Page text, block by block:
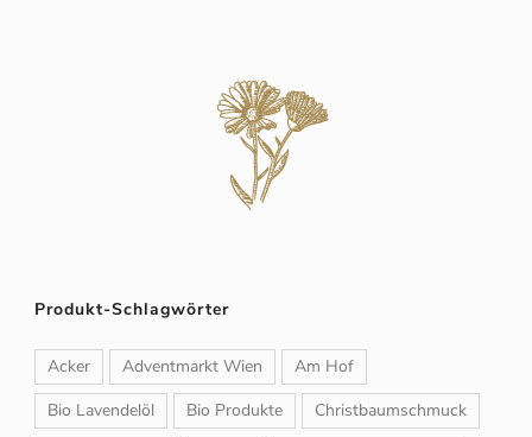
Produkt-Schlagwörter
Acker Adventmarkt Wien
Am Hof
Bio Lavendelöl
Bio Produkte
Christbaumschmuck